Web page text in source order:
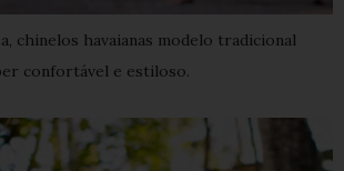
chinelos havaianas modelo tradicional
confortável e estiloso.